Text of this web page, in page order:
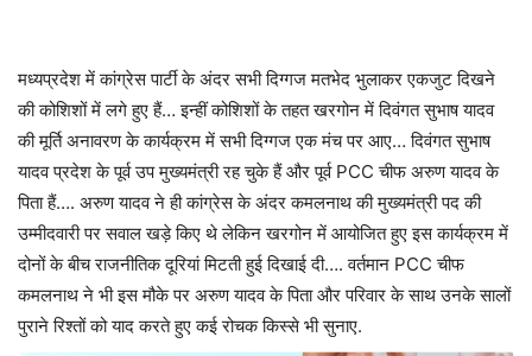
मध्यप्रदेश में कांग्रेस पार्टी के अंदर सभी दिग्गज मतभेद भुलाकर एकजुट दिखने
की कोशिशों में लगे हुए हैं… इन्हीं कोशिशों के तहत खरगोन में दिवंगत सुभाष यादव
की मूर्ति अनावरण के कार्यक्रम में सभी दिग्गज एक मंच पर आए… दिवंगत सुभाष
यादव प्रदेश के पूर्व उप मुख्यमंत्री रह चुके हैं और पूर्व PCC चीफ अरुण यादव के
पिता हैं…. अरुण यादव ने ही कांग्रेस के अंदर कमलनाथ की मुख्यमंत्री पद की
उम्मीदवारी पर सवाल खड़े किए थे लेकिन खरगोन में आयोजित हुए इस कार्यक्रम में
दोनों के बीच राजनीतिक दूरियां मिटती हुई दिखाई दी…. वर्तमान PCC चीफ
कमलनाथ ने भी इस मौके पर अरुण यादव के पिता और परिवार के साथ उनके सालों
पुराने रिश्तों को याद करते हुए कई रोचक किस्से भी सुनाए.